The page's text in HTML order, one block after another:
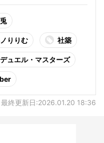
りりむ 社築
デュエル・マスターズ
最終更新日:2026.01.20 18:36